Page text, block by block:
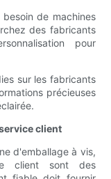
de machines
des fabricants
pour
sur les fabricants
précieuses
client
d'emballage à vis,
client sont des